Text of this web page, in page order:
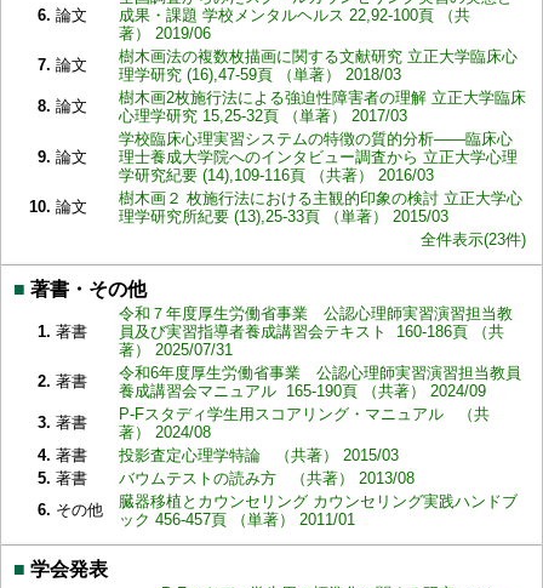
6. 論文
成果・課題 学校メンタルヘルス 22,92-100頁 （共
著） 2019/06
7. 論文
樹木画法の複数枚描画に関する文献研究 立正大学臨床心
理学研究 (16),47-59頁 （単著） 2018/03
8. 論文
樹木画2枚施行法による強迫性障害者の理解 立正大学臨床
心理学研究 15,25-32頁 （単著） 2017/03
9. 論文
学校臨床心理実習システムの特徴の質的分析――臨床心
理士養成大学院へのインタビュー調査から 立正大学心理
学研究紀要 (14),109-116頁 （共著） 2016/03
10. 論文
樹木画２ 枚施行法における主観的印象の検討 立正大学心
理学研究所紀要 (13),25-33頁 （単著） 2015/03
全件表示(23件)
■ 著書・その他
1. 著書
令和７年度厚生労働省事業 公認心理師実習演習担当教
員及び実習指導者養成講習会テキスト 160-186頁 （共
著） 2025/07/31
2. 著書
令和6年度厚生労働省事業 公認心理師実習演習担当教員
養成講習会マニュアル 165-190頁 （共著） 2024/09
3. 著書
P-Fスタディ学生用スコアリング・マニュアル （共
著） 2024/08
4. 著書
投影査定心理学特論 （共著） 2015/03
5. 著書
バウムテストの読み方 （共著） 2013/08
6. その他
臓器移植とカウンセリング カウンセリング実践ハンドブ
ック 456-457頁 （単著） 2011/01
■ 学会発表